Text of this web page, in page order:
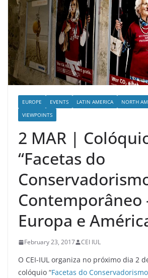
EUROPE EVENTS LATIN AMERICA
NORTH
VIEWPOINTS
2 MAR |
“Facetas do
Contemporâneo
Europa e
February 23, 2017 CEI IUL
O CEI-IUL organiza no próximo dia 2
colóquio “Facetas do